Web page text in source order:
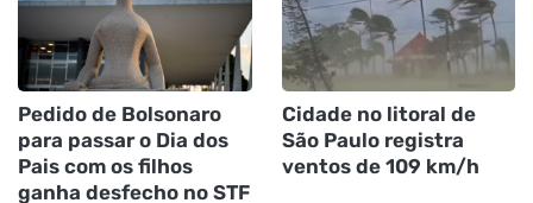
Pedido de Bolsonaro
para passar o Dia dos
Pais com os filhos
ganha desfecho no STF
Cidade no litoral de
São Paulo registra
ventos de 109 km/h